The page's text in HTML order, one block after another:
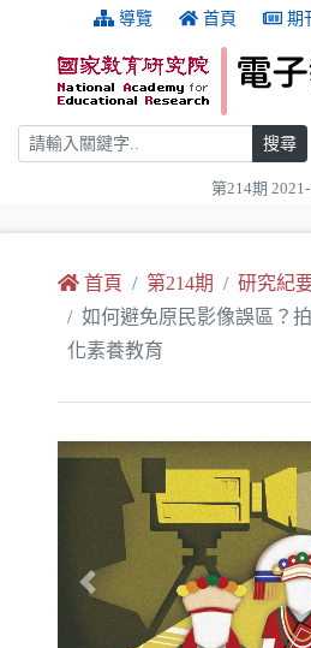
跳到主要內容 導覽 首頁 期
搜尋 搜尋
第214期
首頁 第214期
研究紀
如何避免原民影像誤區？
化素養教育
Previous